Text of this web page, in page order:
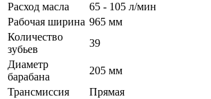
Расход масла
65 - 105 л/мин
Рабочая ширина 965 мм
Количество
зубьев
39
Диаметр
барабана
205 мм
Трансмиссия
Прямая